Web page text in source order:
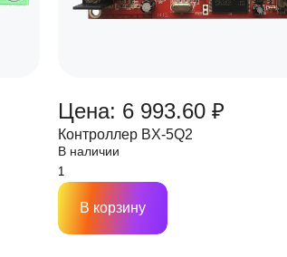
Цена: 6 993.60 ₽
Контроллер BX-5Q2
В наличии
В корзину